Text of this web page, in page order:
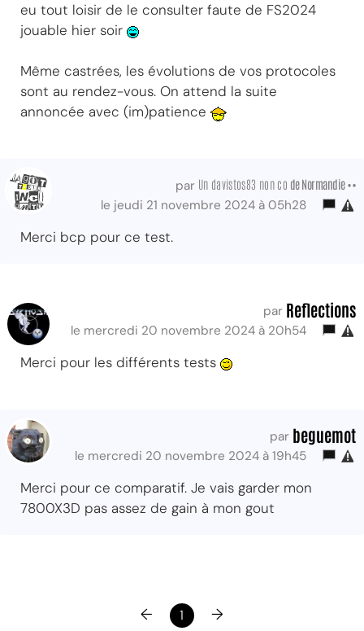
eu tout loisir de le consulter faute de FS2024
jouable hier soir
Même castrées, les évolutions de vos protocoles
sont au rendez-vous. On attend la suite
annoncée avec (im)patience
par Un davistos83 non co de Normandie ••
le jeudi 21 novembre 2024 à 05h28
Merci bcp pour ce test.
par Reflections
le mercredi 20 novembre 2024 à 20h54
Merci pour les différents tests
par beguemot
le mercredi 20 novembre 2024 à 19h45
Merci pour ce comparatif. Je vais garder mon
7800X3D pas assez de gain à mon gout
← 1 →